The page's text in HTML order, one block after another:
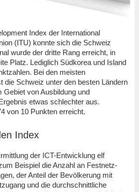
Index der International
(ITU) konnte sich die Schweiz
wurde der dritte Rang erreicht, in
Platz. Lediglich Südkorea und Island
Bei den meisten
die Schweiz unter den besten Ländern
Gebiet von Ausbildung und
etwas schlechter aus.
von 10 Punkten erreicht.
Index
der ICT-Entwicklung elf
Beispiel die Anzahl an Festnetz-
der Anteil der Bevölkerung mit
und die durchschnittliche